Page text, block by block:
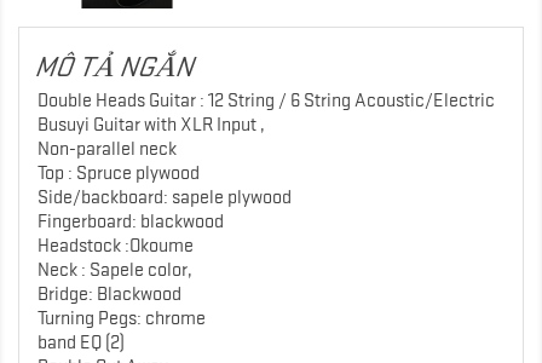
MÔ TẢ NGẮN
Double Heads Guitar : 12 String / 6 String Acoustic/Electric
Busuyi Guitar with XLR Input ,
Non-parallel neck
Top : Spruce plywood
Side/backboard: sapele plywood
Fingerboard: blackwood
Headstock :Okoume
Neck : Sapele color,
Bridge: Blackwood
Turning Pegs: chrome
band EQ (2)